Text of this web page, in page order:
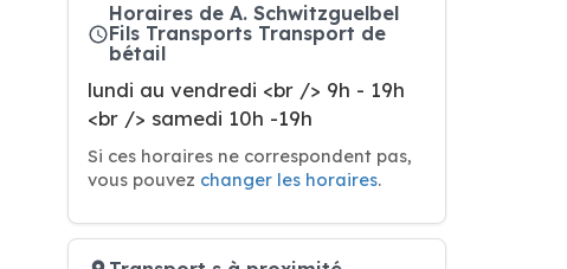
Horaires de A. Schwitzguelbel
Fils Transports Transport de
bétail
lundi au vendredi <br /> 9h - 19h
<br /> samedi 10h -19h
Si ces horaires ne correspondent pas,
vous pouvez changer les horaires.